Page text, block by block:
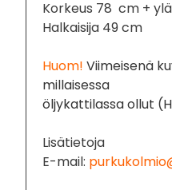
Korkeus 78 cm +
Halkaisija 49 cm
Huom!Viimeisenä
millaisessa
öljykattilassa ollut
Lisätietoja
E-mail: